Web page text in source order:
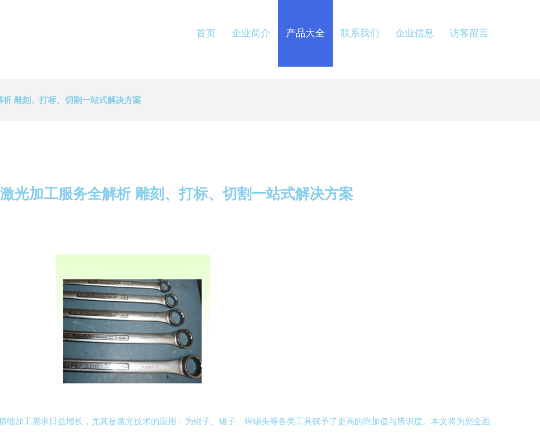
首页 企业简介 产品大全 联系我们 企业信息 访客留言
雕刻、打标、切割一站式解决方案
光加工服务全解析 雕刻、打标、切割一站式解决方案
加工需求日益增长，尤其是激光技术的应用，为钳子、镊子、焊锡头等各类工具赋予了更高的附加值与辨识度。本文将为您全面